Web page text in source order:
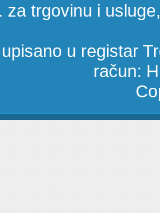
za trgovinu i
u registar
račun: